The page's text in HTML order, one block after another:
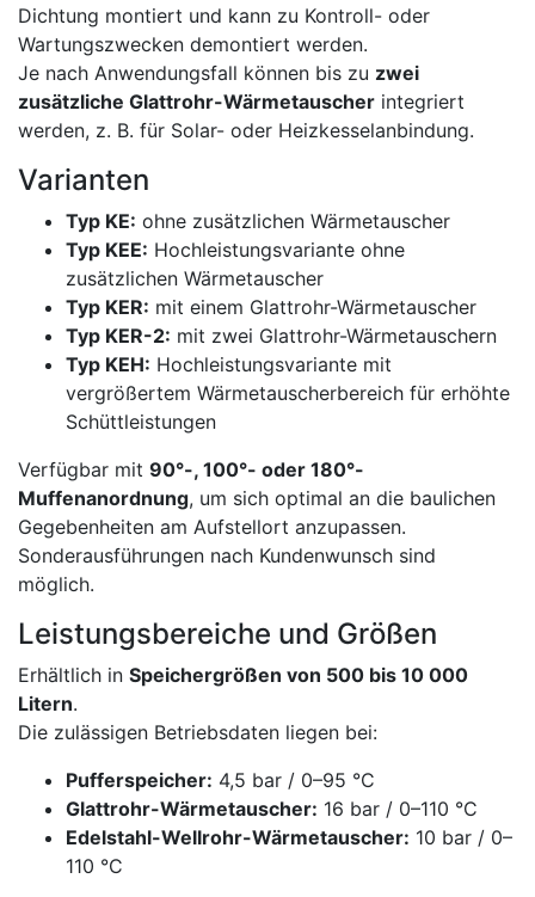
Dichtung montiert und kann zu Kontroll- oder
Wartungszwecken demontiert werden.
Je nach Anwendungsfall können bis zu zwei
zusätzliche Glattrohr-Wärmetauscher integriert
werden, z. B. für Solar- oder Heizkesselanbindung.
Varianten
Typ KE: ohne zusätzlichen Wärmetauscher
Typ KEE: Hochleistungsvariante ohne
zusätzlichen Wärmetauscher
Typ KER: mit einem Glattrohr-Wärmetauscher
Typ KER-2: mit zwei Glattrohr-Wärmetauschern
Typ KEH: Hochleistungsvariante mit
vergrößertem Wärmetauscherbereich für erhöhte
Schüttleistungen
Verfügbar mit 90°-, 100°- oder 180°-
Muffenanordnung, um sich optimal an die baulichen
Gegebenheiten am Aufstellort anzupassen.
Sonderausführungen nach Kundenwunsch sind
möglich.
Leistungsbereiche und Größen
Erhältlich in Speichergrößen von 500 bis 10 000
Litern.
Die zulässigen Betriebsdaten liegen bei:
Pufferspeicher: 4,5 bar / 0–95 °C
Glattrohr-Wärmetauscher: 16 bar / 0–110 °C
Edelstahl-Wellrohr-Wärmetauscher: 10 bar / 0–
110 °C